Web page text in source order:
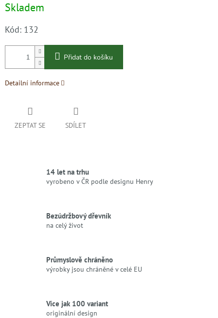
cena:
Skladem
Kód: 132
Přidat do košíku
Detailní informace
ZEPTAT SE SDÍLET
14 let na trhu
vyrobeno v ČR podle designu Henry
Bezúdržbový dřevník
na celý život
Průmyslově chráněno
výrobky jsou chráněné v celé EU
Více jak 100 variant
originální design